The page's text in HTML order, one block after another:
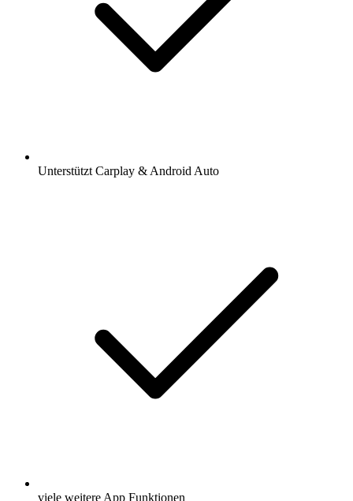
Unterstützt Carplay & Android Auto
viele weitere App Funktionen